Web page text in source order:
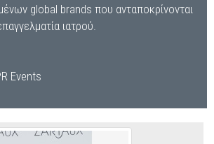
global brands που ανταποκρίνονται
ιατρού.
Events